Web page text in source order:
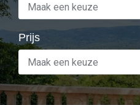
Maak een keuze
Prijs
Maak een keuze
Karakteristiek huis
Villa
Landgoed